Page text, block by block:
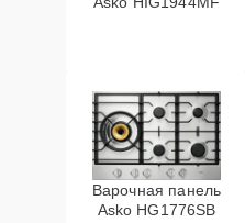
Варочная панель
Asko HG1776SB